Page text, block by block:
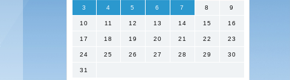
3 4 5 6 7 8 9
10 11 12 13 14 15 16
17 18 19 20 21 22 23
24 25 26 27 28 29 30
31